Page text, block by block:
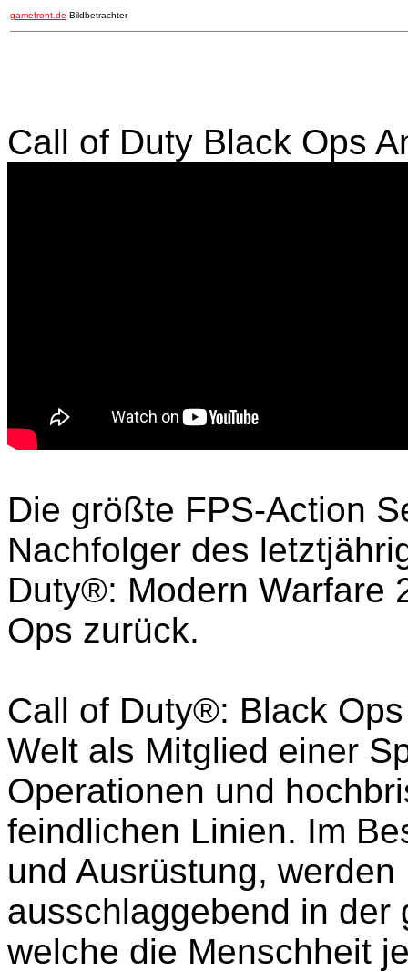
gamefront.de Bildbetrachter
Call of Duty Black Ops
Die größte FPS-Action
Nachfolger des
Duty®: Modern Warfare
Ops zurück.
Call of Duty®: Black
Welt als Mitglied einer
Operationen und
feindlichen Linien. Im
und Ausrüstung,
ausschlaggebend in der
welche die Menschheit